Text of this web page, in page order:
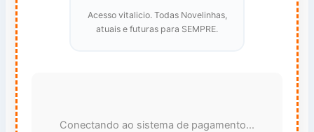
Acesso vitalicio. Todas Novelinhas,
atuais e futuras para SEMPRE.
Conectando ao sistema de pagamento...